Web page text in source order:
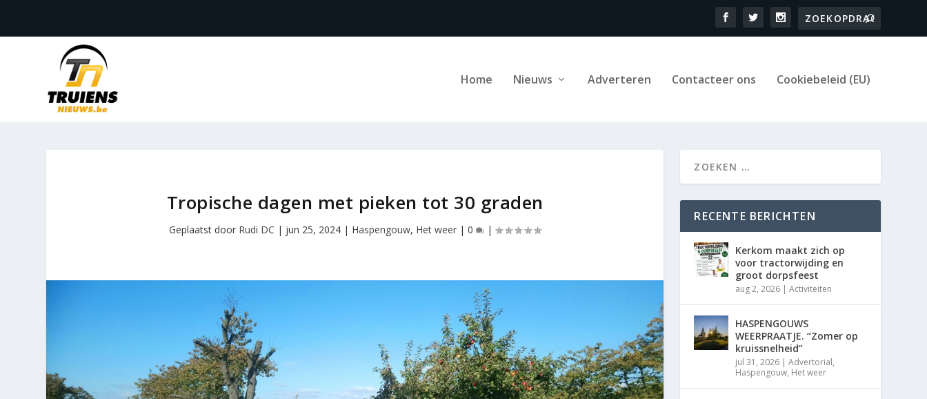
Home Nieuws Adverteren Contacteer ons Cookiebeleid (EU)
Tropische dagen met pieken tot 30 graden
Geplaatst door Rudi DC | jun 25, 2024 | Haspengouw, Het weer |0 |
RECENTE BERICHTEN
Kerkom maakt zich op
voor tractorwijding en
groot dorpsfeest
aug 2, 2026 |Activiteiten
HASPENGOUWS
WEERPRAATJE. “Zomer op
kruissnelheid”
jul 31, 2026 |Advertorial,
Haspengouw, Het weer